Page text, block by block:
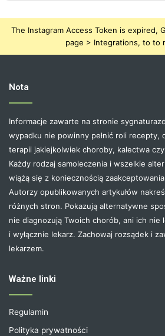
The Instagram Access Token is expired,
page > Integrations, to to
Nota
Informacje zawarte na stronie
wypadku nie powinny pełnić roli recepty,
terapii jakiejkolwiek choroby, kalectwa
Każdy rodzaj samoleczenia i wszelkie
wiążą się z koniecznością
Autorzy opublikowanych artykułów
różnych stron. Pokazują alternatywne
nie diagnozują Twoich chorób, ani ich nie
i wyłącznie lekarz. Zachowaj rozsądek i
lekarzem.
Ważne linki
Regulamin
Polityka prywatności